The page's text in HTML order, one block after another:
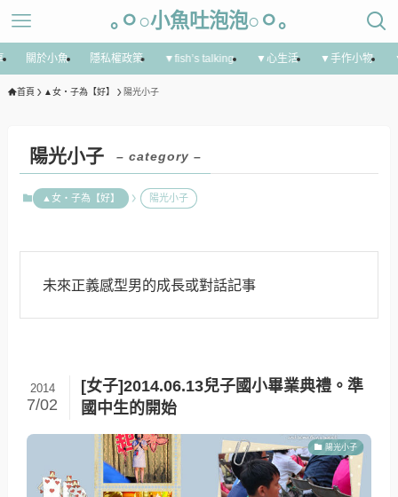
｡ㅇ○小魚吐泡泡○ㅇ｡
關於小魚 隱私權政策 ▼fish’s talking ▼心生活 ▼手作小物
首頁 ▲女‧子為【好】 陽光小子
陽光小子 – category –
▲女‧子為【好】 陽光小子
未來正義感型男的成長或對話記事
[女子]2014.06.13兒子國小畢業典禮。準
國中生的開始
2014
7/02
陽光小子